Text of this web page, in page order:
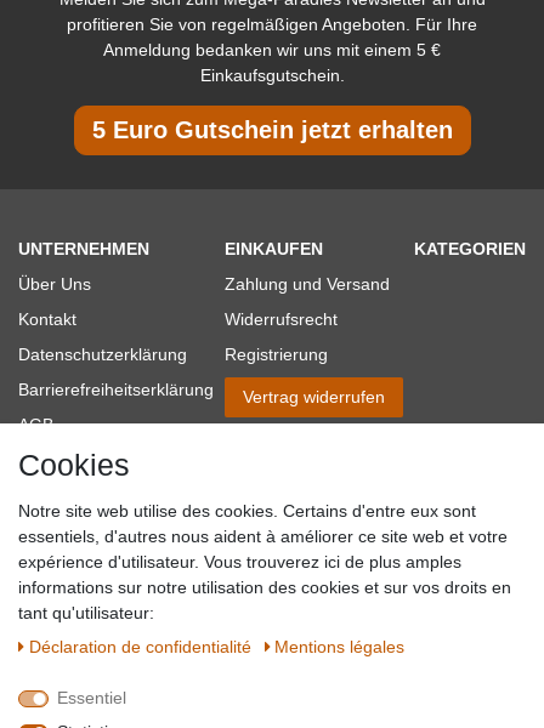
profitieren Sie von regelmäßigen Angeboten. Für Ihre
Anmeldung bedanken wir uns mit einem 5 €
Einkaufsgutschein.
5 Euro Gutschein jetzt erhalten
UNTERNEHMEN
Über Uns
Kontakt
Datenschutzerklärung
Barrierefreiheitserklärung
AGB
Impressum
Blog
EINKAUFEN
Zahlung und Versand
Widerrufsrecht
Registrierung
Vertrag widerrufen
KATEGORIEN
SICHER EINKAUFEN
QUALITÄT
WIR AKZEPTIEREN
Cookies
Notre site web utilise des cookies. Certains d'entre eux sont
essentiels, d'autres nous aident à améliorer ce site web et votre
expérience d'utilisateur. Vous trouverez ici de plus amples
informations sur notre utilisation des cookies et sur vos droits en
tant qu'utilisateur:
Déclaration de confidentialité
Mentions légales
Essentiel